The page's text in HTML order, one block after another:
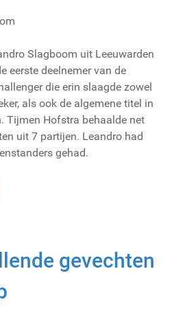
Slagboom uit Leeuwarden
eerste deelnemer van de
die erin slaagde zowel
als ook de algemene titel in
Tijmen Hofstra behaalde net
uit 7 partijen. Leandro had
gehad.
gevechten